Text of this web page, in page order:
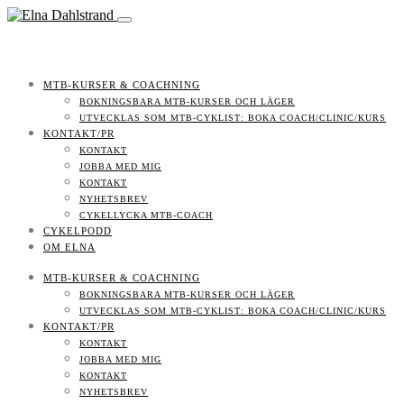
MTB-KURSER & COACHNING
BOKNINGSBARA MTB-KURSER OCH LÄGER
UTVECKLAS SOM MTB-CYKLIST: BOKA COACH/CLINIC/KURS
KONTAKT/PR
KONTAKT
JOBBA MED MIG
KONTAKT
NYHETSBREV
CYKELLYCKA MTB-COACH
CYKELPODD
OM ELNA
MTB-KURSER & COACHNING
BOKNINGSBARA MTB-KURSER OCH LÄGER
UTVECKLAS SOM MTB-CYKLIST: BOKA COACH/CLINIC/KURS
KONTAKT/PR
KONTAKT
JOBBA MED MIG
KONTAKT
NYHETSBREV